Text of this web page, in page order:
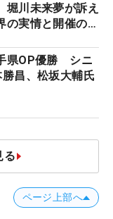
川未来夢が訴え
の実情と開催の舞
県OP優勝 シニ
昌、松坂大輔氏
る
ページ上部へ